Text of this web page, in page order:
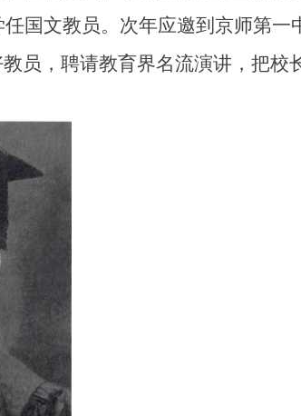
国文教员。次年应邀到京师第一
员，聘请教育界名流演讲，把校